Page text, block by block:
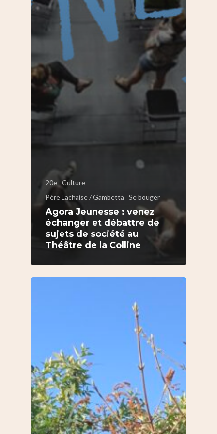
20e Culture
Père Lachaise / Gambetta
Se bouger
Agora Jeunesse : venez
échanger et débattre de
sujets de société au
Théâtre de la Colline